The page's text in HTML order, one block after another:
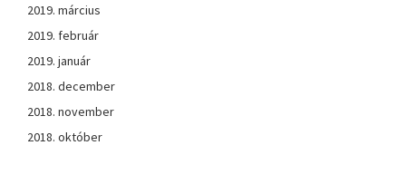
2019. március
2019. február
2019. január
2018. december
2018. november
2018. október